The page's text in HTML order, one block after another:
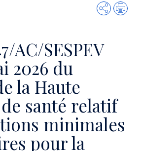
Partager
AC/SESPEV
2026 du
la Haute
santé relatif
minimales
pour la